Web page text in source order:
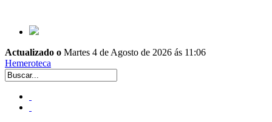
Actualizado o Martes 4 de Agosto de 2026 ás 11:06
Hemeroteca